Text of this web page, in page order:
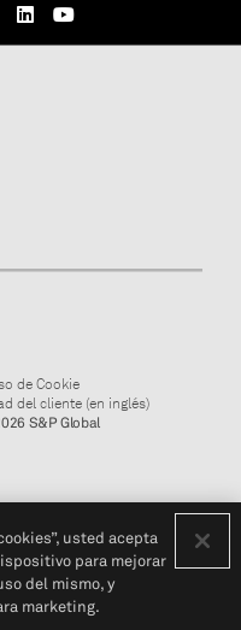
de Cookie
del cliente (en inglés)
S&P Global
usted acepta
para mejorar
del mismo, y
marketing.